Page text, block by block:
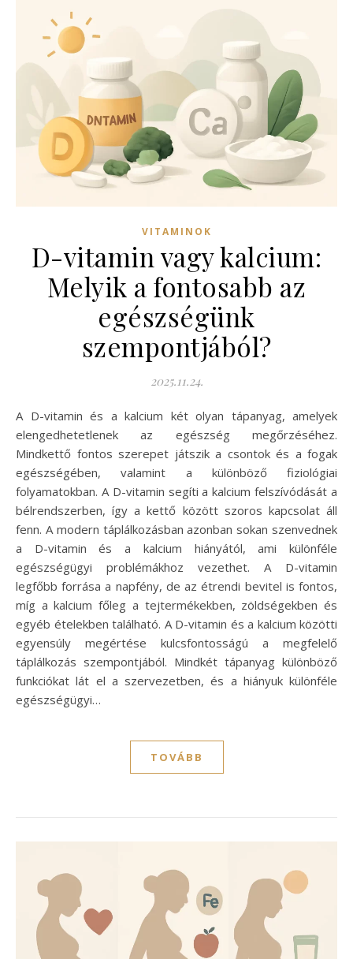
VITAMINOK
D-vitamin vagy kalcium:
Melyik a fontosabb az
egészségünk
szempontjából?
2025.11.24.
A D-vitamin és a kalcium két olyan tápanyag, amelyek
elengedhetetlenek az egészség megőrzéséhez.
Mindkettő fontos szerepet játszik a csontok és a fogak
egészségében, valamint a különböző fiziológiai
folyamatokban. A D-vitamin segíti a kalcium felszívódását a
bélrendszerben, így a kettő között szoros kapcsolat áll
fenn. A modern táplálkozásban azonban sokan szenvednek
a D-vitamin és a kalcium hiányától, ami különféle
egészségügyi problémákhoz vezethet. A D-vitamin
legfőbb forrása a napfény, de az étrendi bevitel is fontos,
míg a kalcium főleg a tejtermékekben, zöldségekben és
egyéb ételekben található. A D-vitamin és a kalcium közötti
egyensúly megértése kulcsfontosságú a megfelelő
táplálkozás szempontjából. Mindkét tápanyag különböző
funkciókat lát el a szervezetben, és a hiányuk különféle
egészségügyi…
TOVÁBB